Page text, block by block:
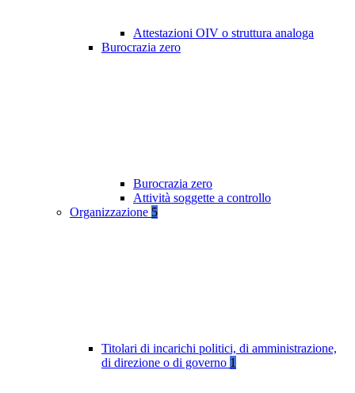
Attestazioni OIV o struttura analoga
Burocrazia zero
Burocrazia zero
Attività soggette a controllo
Organizzazione 5
Titolari di incarichi politici, di amministrazione,
di direzione o di governo 1